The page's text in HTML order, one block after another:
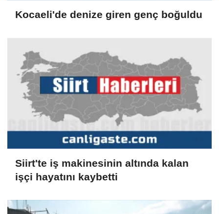
Kocaeli'de denize giren genç boğuldu
Siirt'te iş makinesinin altında kalan
işçi hayatını kaybetti